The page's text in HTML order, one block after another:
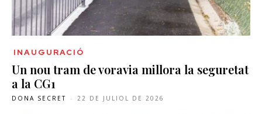
INAUGURACIÓ
Un nou tram de voravia millora la seguretat
a la CG1
DONA SECRET - 22 DE JULIOL DE 2026